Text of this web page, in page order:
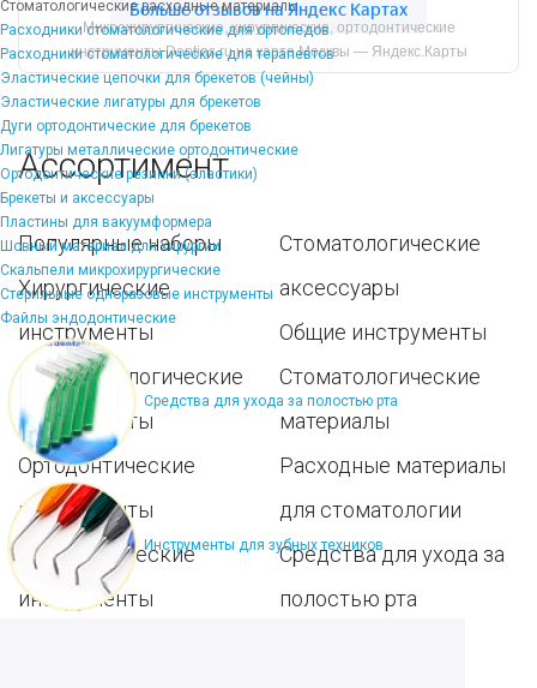
Стоматологические расходные материалы
Расходники стоматологические для ортопедов
Расходники стоматологические для терапевтов
Эластические цепочки для брекетов (чейны)
Эластические лигатуры для брекетов
Дуги ортодонтические для брекетов
Лигатуры металлические ортодонтические
Ортодонтические резинки (эластики)
Брекеты и аксессуары
Пластины для вакуумформера
Шовный материал для хирургии
Скальпели микрохирургические
Стерильные одноразовые инструменты
Файлы эндодонтические
Средства для ухода за полостью рта
Инструменты для зубных техников
Микрохирургические, хирургические, ортодонтические
инструменты Dentins.ru на карте Москвы — Яндекс.Карты
Ассортимент
Популярные наборы
Хирургические
инструменты
Пародонтологические
инструменты
Ортодонтические
инструменты
Терапевтические
инструменты
Стоматологические
аксессуары
Общие инструменты
Стоматологические
материалы
Расходные материалы
для стоматологии
Средства для ухода за
полостью рта